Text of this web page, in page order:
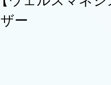
ー